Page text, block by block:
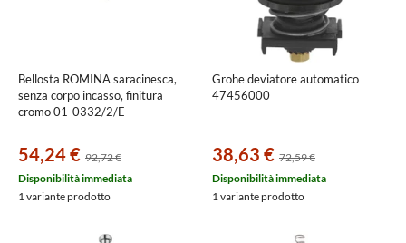
Bellosta ROMINA saracinesca,
senza corpo incasso, finitura
cromo 01-0332/2/E
54,24 € 92,72 €
Disponibilità immediata
1 variante prodotto
Grohe deviatore automatico
47456000
38,63 € 72,59 €
Disponibilità immediata
1 variante prodotto